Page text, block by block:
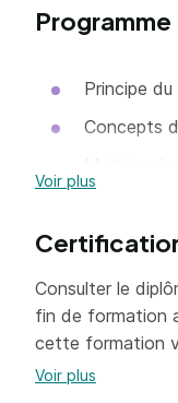
(plans,
Programme
Principe du
Concepts
Insertion
Liaison de
Voir plus
Consulter le
fin de formation
cette formation
Voir plus